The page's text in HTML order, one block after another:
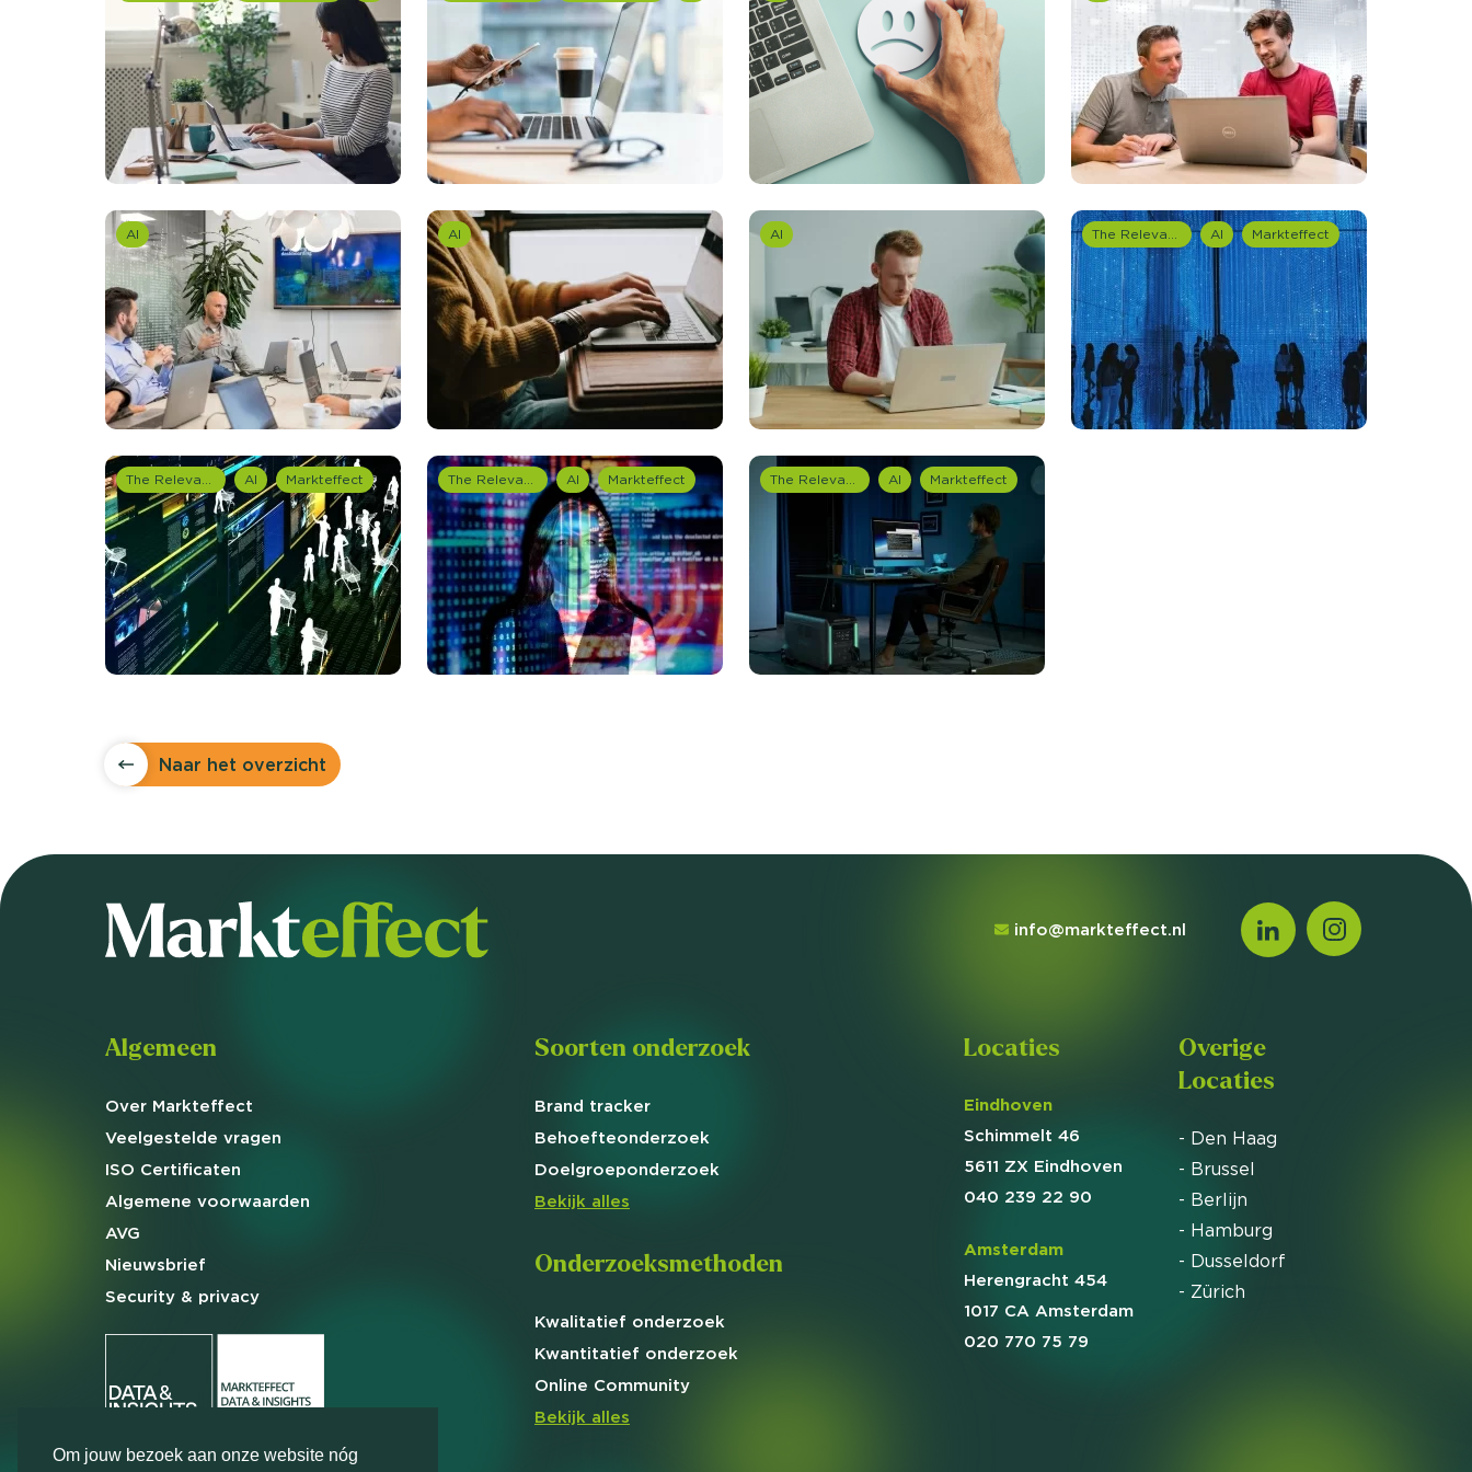
Om jouw bezoek aan onze website nóg
Usage & attitude onderzoek
UX-onderzoek
Bekijk meer >
brengen. Benieuwd hoe?
Stefan Klomp
Client Consultant
Neem contact op
AI AI AI The Relevance Group AI Markteffect
The Relevance Group AI Markteffect The Relevance Group AI Markteffect The Relevance Group AI Markteffect
Naar het overzicht
info@markteffect.nl
Algemeen
Over Markteffect
Veelgestelde vragen
ISO Certificaten
Algemene voorwaarden
AVG
Nieuwsbrief
Security & privacy
Soorten onderzoek
Brand tracker
Behoefteonderzoek
Doelgroeponderzoek
Bekijk alles
Onderzoeksmethoden
Kwalitatief onderzoek
Kwantitatief onderzoek
Online Community
Bekijk alles
Locaties
Eindhoven
Schimmelt 46
5611 ZX Eindhoven
040 239 22 90
Amsterdam
Herengracht 454
1017 CA Amsterdam
020 770 75 79
Overige
Locaties
- Den Haag
- Brussel
- Berlijn
- Hamburg
- Dusseldorf
- Zürich